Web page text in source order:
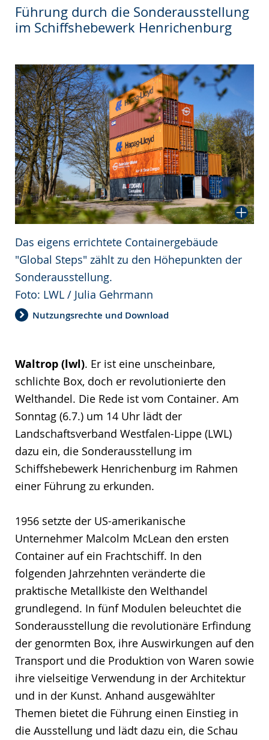
Führung durch die Sonderausstellung
im Schiffshebewerk Henrichenburg
Das eigens errichtete Containergebäude
"Global Steps" zählt zu den Höhepunkten der
Sonderausstellung.
Foto: LWL / Julia Gehrmann
Nutzungsrechte und Download
Waltrop (lwl). Er ist eine unscheinbare,
schlichte Box, doch er revolutionierte den
Welthandel. Die Rede ist vom Container. Am
Sonntag (6.7.) um 14 Uhr lädt der
Landschaftsverband Westfalen-Lippe (LWL)
dazu ein, die Sonderausstellung im
Schiffshebewerk Henrichenburg im Rahmen
einer Führung zu erkunden.
1956 setzte der US-amerikanische
Unternehmer Malcolm McLean den ersten
Container auf ein Frachtschiff. In den
folgenden Jahrzehnten veränderte die
praktische Metallkiste den Welthandel
grundlegend. In fünf Modulen beleuchtet die
Sonderausstellung die revolutionäre Erfindung
der genormten Box, ihre Auswirkungen auf den
Transport und die Produktion von Waren sowie
ihre vielseitige Verwendung in der Architektur
und in der Kunst. Anhand ausgewählter
Themen bietet die Führung einen Einstieg in
die Ausstellung und lädt dazu ein, die Schau
Gebärdensprache
wird